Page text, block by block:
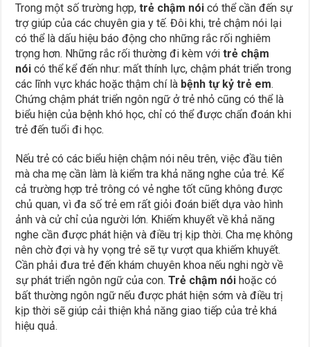
Trong một số trường hợp, trẻ chậm nói có thể cần đến sự
trợ giúp của các chuyên gia y tế. Đôi khi, trẻ chậm nói lại
có thể là dấu hiệu báo động cho những rắc rối nghiêm
trọng hơn. Những rắc rối thường đi kèm vớitrẻ chậm
nói có thể kể đến như: mất thính lực, chậm phát triển trong
các lĩnh vực khác hoặc thậm chí là bệnh tự kỷ trẻ em.
Chứng chậm phát triển ngôn ngữ ở trẻ nhỏ cũng có thể là
biểu hiện của bệnh khó học, chỉ có thể được chẩn đoán khi
trẻ đến tuổi đi học.
Nếu trẻ có các biểu hiện chậm nói nêu trên, việc đầu tiên
mà cha mẹ cần làm là kiểm tra khả năng nghe của trẻ. Kể
cả trường hợp trẻ trông có vẻ nghe tốt cũng không được
chủ quan, vì đa số trẻ em rất giỏi đoán biết dựa vào hình
ảnh và cử chỉ của người lớn. Khiếm khuyết về khả năng
nghe cần được phát hiện và điều trị kịp thời. Cha mẹ không
nên chờ đợi và hy vọng trẻ sẽ tự vượt qua khiếm khuyết.
Cần phải đưa trẻ đến khám chuyên khoa nếu nghi ngờ về
sự phát triển ngôn ngữ của con.Trẻ chậm nói hoặc có
bất thường ngôn ngữ nếu được phát hiện sớm và điều trị
kịp thời sẽ giúp cải thiện khả năng giao tiếp của trẻ khá
hiệu quả.